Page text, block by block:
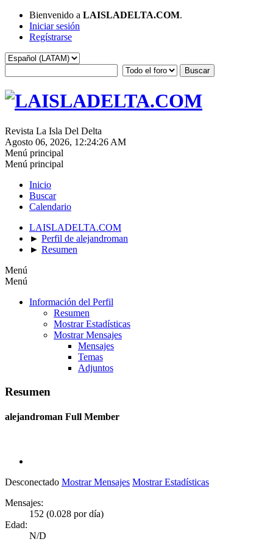
Bienvenido a LAISLADELTA.COM.
Iniciar sesión
Regístrarse
Revista La Isla Del Delta
Agosto 06, 2026, 12:24:26 AM
Menú principal
Menú principal
Inicio
Buscar
Calendario
LAISLADELTA.COM
► Perfil de alejandroman
► Resumen
Menú
Menú
Información del Perfil
Resumen
Mostrar Estadísticas
Mostrar Mensajes
Mensajes
Temas
Adjuntos
Resumen
alejandroman Full Member
Desconectado Mostrar Mensajes Mostrar Estadísticas
Mensajes:
152 (0.028 por día)
Edad:
N/D